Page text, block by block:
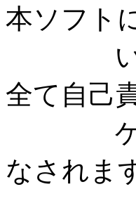
本ソフト
いっさ
全て自己
ゲーム
なされま